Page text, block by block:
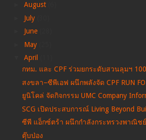
August
July
June
May
April
กทม. และ CPF ร่วมยกระดับสวนลุมฯ
สงขลา–ซีพีเอฟ ผนึกพลังจัด CPF RUN
ยูนิโคล่ จัดกิจกรรม UMC Company
SCG เปิดประสบการณ์ Living Beyond
ซีพี แอ็กซ์ตร้า ผนึกกำลังกระทรวงพาณิชย์
ตุ๊บป่อง